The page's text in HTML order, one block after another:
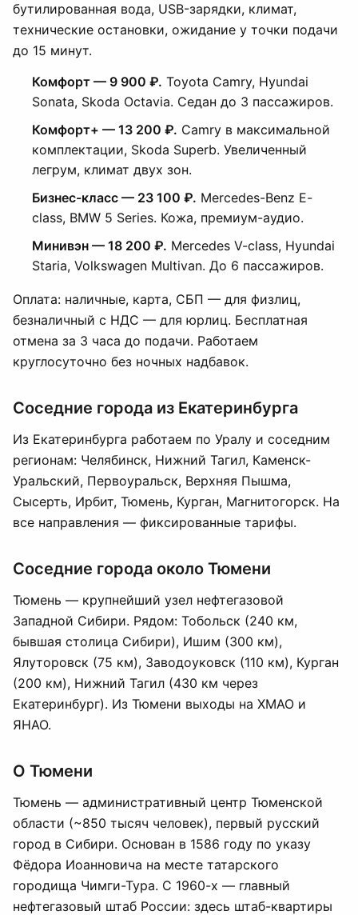
бутилированная вода, USB-зарядки, климат,
технические остановки, ожидание у точки подачи
до 15 минут.
Комфорт — 9 900 ₽. Toyota Camry, Hyundai
Sonata, Skoda Octavia. Седан до 3 пассажиров.
Комфорт+ — 13 200 ₽. Camry в максимальной
комплектации, Skoda Superb. Увеличенный
легрум, климат двух зон.
Бизнес-класс — 23 100 ₽. Mercedes-Benz E-
class, BMW 5 Series. Кожа, премиум-аудио.
Минивэн — 18 200 ₽. Mercedes V-class, Hyundai
Staria, Volkswagen Multivan. До 6 пассажиров.
Оплата: наличные, карта, СБП — для физлиц,
безналичный с НДС — для юрлиц. Бесплатная
отмена за 3 часа до подачи. Работаем
круглосуточно без ночных надбавок.
Соседние города из Екатеринбурга
Из Екатеринбурга работаем по Уралу и соседним
регионам: Челябинск, Нижний Тагил, Каменск-
Уральский, Первоуральск, Верхняя Пышма,
Сысерть, Ирбит, Тюмень, Курган, Магнитогорск. На
все направления — фиксированные тарифы.
Соседние города около Тюмени
Тюмень — крупнейший узел нефтегазовой
Западной Сибири. Рядом: Тобольск (240 км,
бывшая столица Сибири), Ишим (300 км),
Ялуторовск (75 км), Заводоуковск (110 км), Курган
(200 км), Нижний Тагил (430 км через
Екатеринбург). Из Тюмени выходы на ХМАО и
ЯНАО.
О Тюмени
Тюмень — административный центр Тюменской
области (~850 тысяч человек), первый русский
город в Сибири. Основан в 1586 году по указу
Фёдора Иоанновича на месте татарского
городища Чимги-Тура. С 1960-х — главный
нефтегазовый штаб России: здесь штаб-квартиры